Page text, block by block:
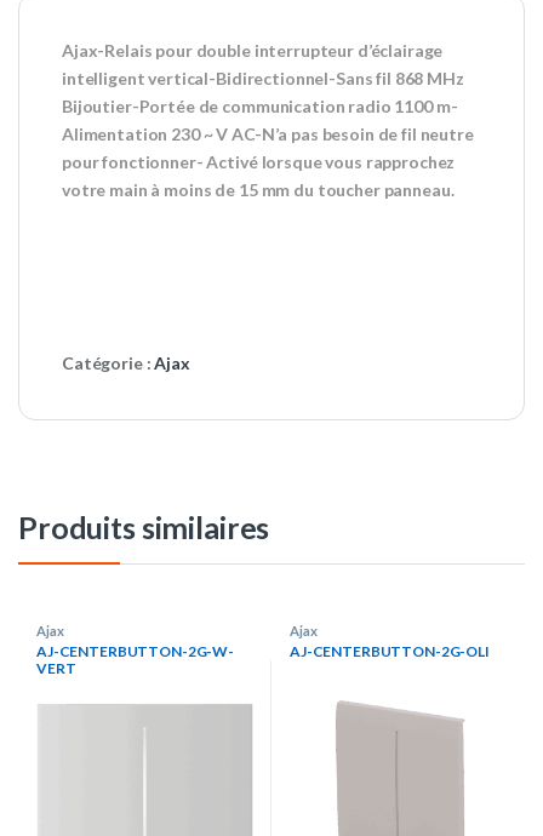
Ajax-Relais pour double interrupteur d’éclairage
intelligent vertical-Bidirectionnel-Sans fil 868 MHz
Bijoutier-Portée de communication radio 1100 m-
Alimentation 230 ~ V AC-N’a pas besoin de fil neutre
pour fonctionner- Activé lorsque vous rapprochez
votre main à moins de 15 mm du toucher panneau.
Catégorie :Ajax
Produits similaires
Ajax
AJ-CENTERBUTTON-2G-W-
VERT
nt.net/images/productos/produ
Ajax
AJ-CENTERBUTTON-2G-OLI